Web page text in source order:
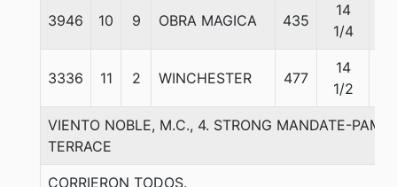
3946 10 9 OBRA MAGICA 435
14
1/4
3336 11 2 WINCHESTER 477
14
1/2
VIENTO NOBLE, M.C., 4. STRONG MANDATE-
TERRACE
CORRIERON TODOS.